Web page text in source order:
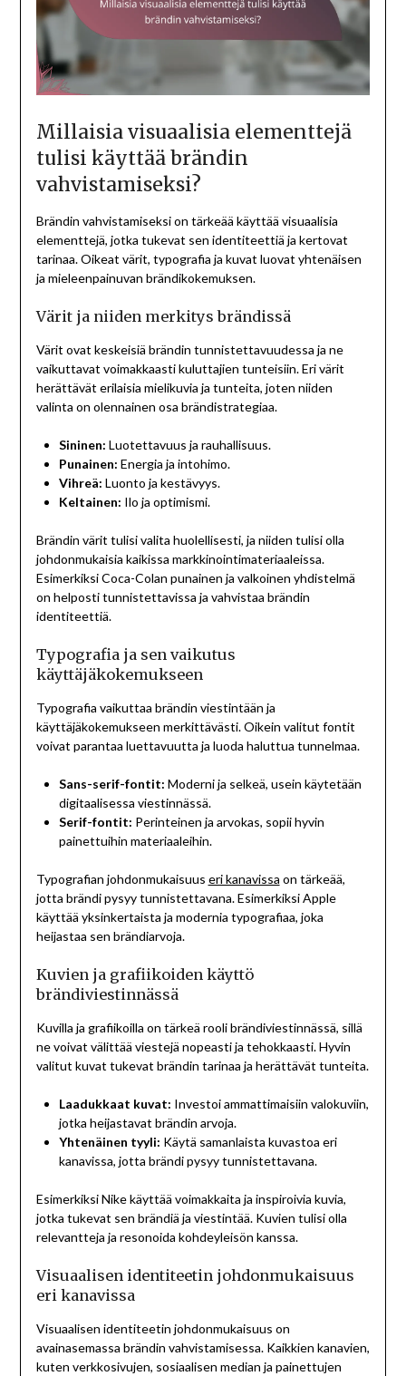
Millaisia visuaalisia elementtejä
tulisi käyttää brändin
vahvistamiseksi?
Brändin vahvistamiseksi on tärkeää käyttää visuaalisia
elementtejä, jotka tukevat sen identiteettiä ja kertovat
tarinaa. Oikeat värit, typografia ja kuvat luovat yhtenäisen
ja mieleenpainuvan brändikokemuksen.
Värit ja niiden merkitys brändissä
Värit ovat keskeisiä brändin tunnistettavuudessa ja ne
vaikuttavat voimakkaasti kuluttajien tunteisiin. Eri värit
herättävät erilaisia mielikuvia ja tunteita, joten niiden
valinta on olennainen osa brändistrategiaa.
Sininen: Luotettavuus ja rauhallisuus.
Punainen: Energia ja intohimo.
Vihreä: Luonto ja kestävyys.
Keltainen: Ilo ja optimismi.
Brändin värit tulisi valita huolellisesti, ja niiden tulisi olla
johdonmukaisia kaikissa markkinointimateriaaleissa.
Esimerkiksi Coca-Colan punainen ja valkoinen yhdistelmä
on helposti tunnistettavissa ja vahvistaa brändin
identiteettiä.
Typografia ja sen vaikutus
käyttäjäkokemukseen
Typografia vaikuttaa brändin viestintään ja
käyttäjäkokemukseen merkittävästi. Oikein valitut fontit
voivat parantaa luettavuutta ja luoda haluttua tunnelmaa.
Sans-serif-fontit: Moderni ja selkeä, usein käytetään
digitaalisessa viestinnässä.
Serif-fontit: Perinteinen ja arvokas, sopii hyvin
painettuihin materiaaleihin.
Typografian johdonmukaisuus eri kanavissa on tärkeää,
jotta brändi pysyy tunnistettavana. Esimerkiksi Apple
käyttää yksinkertaista ja modernia typografiaa, joka
heijastaa sen brändiarvoja.
Kuvien ja grafiikoiden käyttö
brändiviestinnässä
Kuvilla ja grafiikoilla on tärkeä rooli brändiviestinnässä, sillä
ne voivat välittää viestejä nopeasti ja tehokkaasti. Hyvin
valitut kuvat tukevat brändin tarinaa ja herättävät tunteita.
Laadukkaat kuvat: Investoi ammattimaisiin valokuviin,
jotka heijastavat brändin arvoja.
Yhtenäinen tyyli: Käytä samanlaista kuvastoa eri
kanavissa, jotta brändi pysyy tunnistettavana.
Esimerkiksi Nike käyttää voimakkaita ja inspiroivia kuvia,
jotka tukevat sen brändiä ja viestintää. Kuvien tulisi olla
relevantteja ja resonoida kohdeyleisön kanssa.
Visuaalisen identiteetin johdonmukaisuus
eri kanavissa
Visuaalisen identiteetin johdonmukaisuus on
avainasemassa brändin vahvistamisessa. Kaikkien kanavien,
kuten verkkosivujen, sosiaalisen median ja painettujen